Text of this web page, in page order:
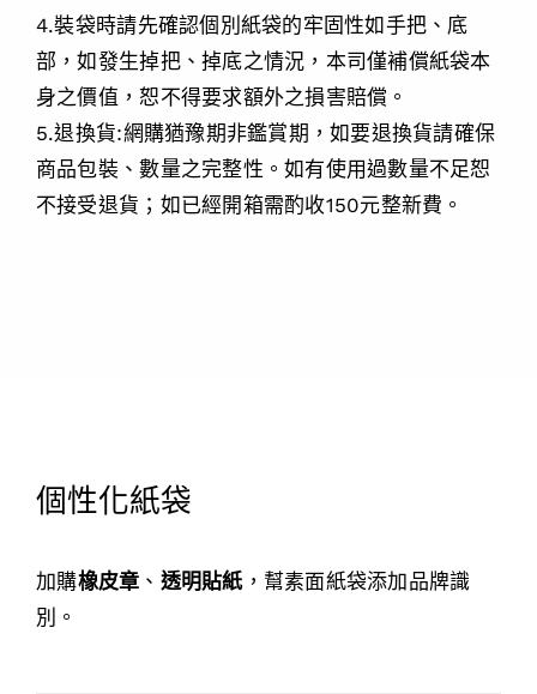
4.裝袋時請先確認個別紙袋的牢固性如手把、底
部，如發生掉把、掉底之情況，本司僅補償紙袋本
身之價值，恕不得要求額外之損害賠償。
5.退換貨:網購猶豫期非鑑賞期，如要退換貨請確保
商品包裝、數量之完整性。如有使用過數量不足恕
不接受退貨；如已經開箱需酌收150元整新費。
個性化紙袋
加購橡皮章 、 透明貼紙，幫素面紙袋添加品牌識
別。